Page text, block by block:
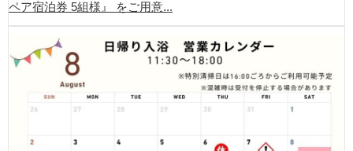
ペア宿泊券 5組様』 をご用意...